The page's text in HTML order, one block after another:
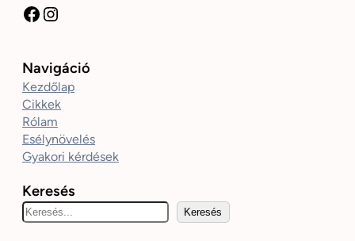
Facebook Instagram
Navigáció
Kezdőlap
Cikkek
Rólam
Esélynövelés
Gyakori kérdések
Keresés
e
Keresés